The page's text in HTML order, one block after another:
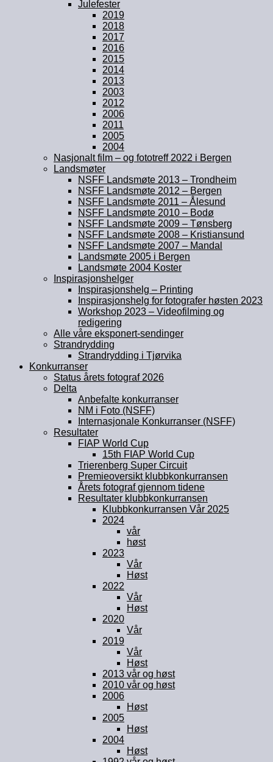
Julefester
2019
2018
2017
2016
2015
2014
2013
2003
2012
2006
2011
2005
2004
Nasjonalt film – og fototreff 2022 i Bergen
Landsmøter
NSFF Landsmøte 2013 – Trondheim
NSFF Landsmøte 2012 – Bergen
NSFF Landsmøte 2011 – Ålesund
NSFF Landsmøte 2010 – Bodø
NSFF Landsmøte 2009 – Tønsberg
NSFF Landsmøte 2008 – Kristiansund
NSFF Landsmøte 2007 – Mandal
Landsmøte 2005 i Bergen
Landsmøte 2004 Koster
Inspirasjonshelger
Inspirasjonshelg – Printing
Inspirasjonshelg for fotografer høsten 2023
Workshop 2023 – Videofilming og
redigering
Alle våre eksponert-sendinger
Strandrydding
Strandrydding i Tjørvika
Konkurranser
Status årets fotograf 2026
Delta
Anbefalte konkurranser
NM i Foto (NSFF)
Internasjonale Konkurranser (NSFF)
Resultater
FIAP World Cup
15th FIAP World Cup
Trierenberg Super Circuit
Premieoversikt klubbkonkurransen
Årets fotograf gjennom tidene
Resultater klubbkonkurransen
Klubbkonkurransen Vår 2025
2024
vår
høst
2023
Vår
Høst
2022
Vår
Høst
2020
Vår
2019
Vår
Høst
2013 vår og høst
2010 vår og høst
2006
Høst
2005
Høst
2004
Høst